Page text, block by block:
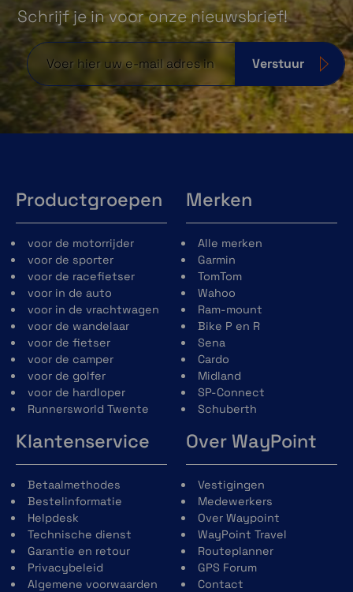
Schrijf je in voor onze nieuwsbrief!
Verstuur
Productgroepen
voor de motorrijder
voor de sporter
voor de racefietser
voor in de auto
voor in de vrachtwagen
voor de wandelaar
voor de fietser
voor de camper
voor de golfer
voor de hardloper
Runnersworld Twente
Merken
Alle merken
Garmin
TomTom
Wahoo
Ram-mount
Bike P en R
Sena
Cardo
Midland
SP-Connect
Schuberth
Klantenservice
Betaalmethodes
Bestelinformatie
Helpdesk
Technische dienst
Garantie en retour
Privacybeleid
Algemene voorwaarden
Over WayPoint
Vestigingen
Medewerkers
Over Waypoint
WayPoint Travel
Routeplanner
GPS Forum
Contact